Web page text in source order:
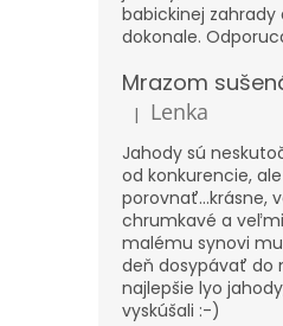
babickinej zahrady
dokonale.
Hodnotenie
| Lenka
Jahody sú
od konkurencie,
porovnať...krásne,
chrumkavé a
malému synovi
deň dosypávať do
najlepšie lyo
vyskúšali :-)